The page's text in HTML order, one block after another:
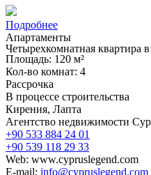
Подробнее
Апартаменты
Четырехкомнатная квартира
Площадь: 120 м²
Кол-во комнат: 4
Рассрочка
В процессе строительства
Кирения, Лапта
Агентство недвижимости
+90 533 884 24 01
+90 539 118 29 33
Web: www.cypruslegend.com
E-mail: info@cypruslegend.com